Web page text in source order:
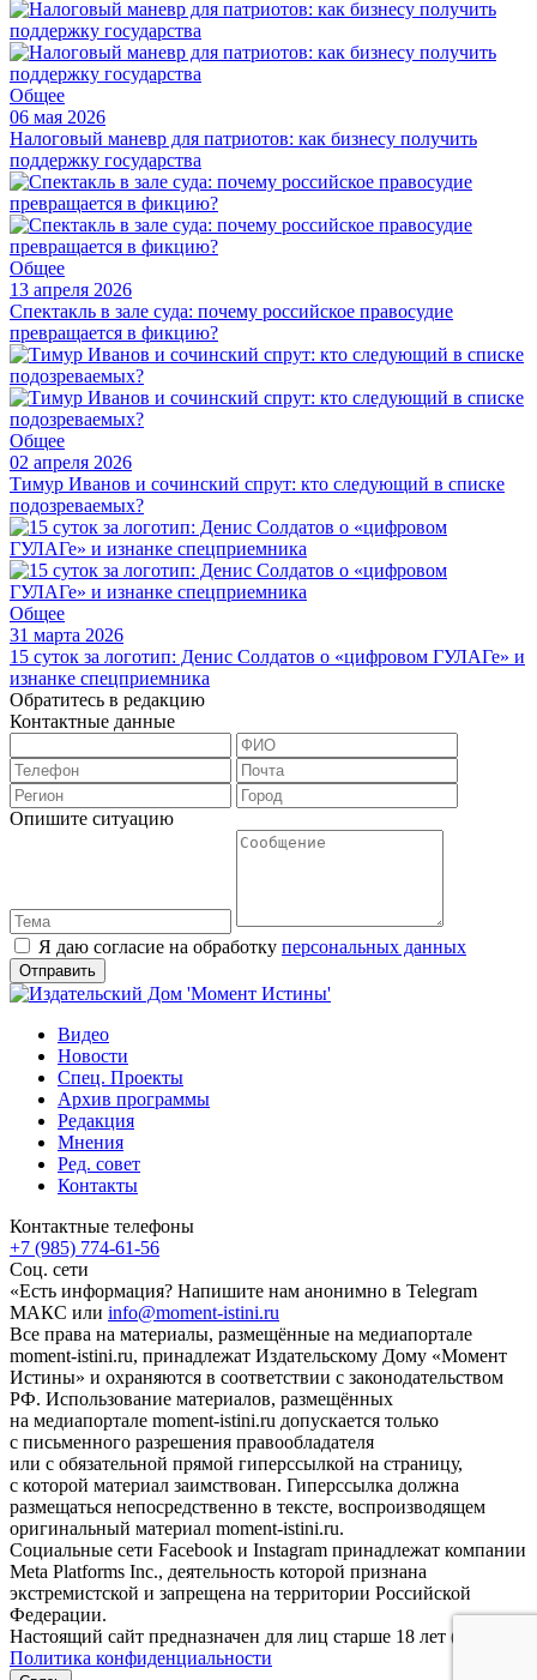
Общее
06 мая 2026
Налоговый маневр для патриотов: как бизнесу получить
поддержку государства
Общее
13 апреля 2026
Спектакль в зале суда: почему российское правосудие
превращается в фикцию?
Общее
02 апреля 2026
Тимур Иванов и сочинский спрут: кто следующий в списке
подозреваемых?
Общее
31 марта 2026
15 суток за логотип: Денис Солдатов о «цифровом ГУЛАГе» и
изнанке спецприемника
Обратитесь в редакцию
Контактные данные
Опишите ситуацию
Я даю согласие на обработку персональных данных
Видео
Новости
Спец. Проекты
Архив программы
Редакция
Мнения
Ред. совет
Контакты
Контактные телефоны
+7 (985) 774-61-56
Соц. сети
«Есть информация? Напишите нам анонимно в Telegram
МАКС или info@moment-istini.ru
Все права на материалы, размещённые на медиапортале
moment-istini.ru, принадлежат Издательскому Дому «Момент
Истины» и охраняются в соответствии с законодательством
РФ. Использование материалов, размещённых
на медиапортале moment-istini.ru допускается только
с письменного разрешения правообладателя
или с обязательной прямой гиперссылкой на страницу,
с которой материал заимствован. Гиперссылка должна
размещаться непосредственно в тексте, воспроизводящем
оригинальный материал moment-istini.ru.
Социальные сети Facebook и Instagram принадлежат компании
Meta Platforms Inc., деятельность которой признана
экстремистской и запрещена на территории Российской
Федерации.
Настоящий сайт предназначен для лиц старше 18 лет (18+).
Политика конфиденциальности